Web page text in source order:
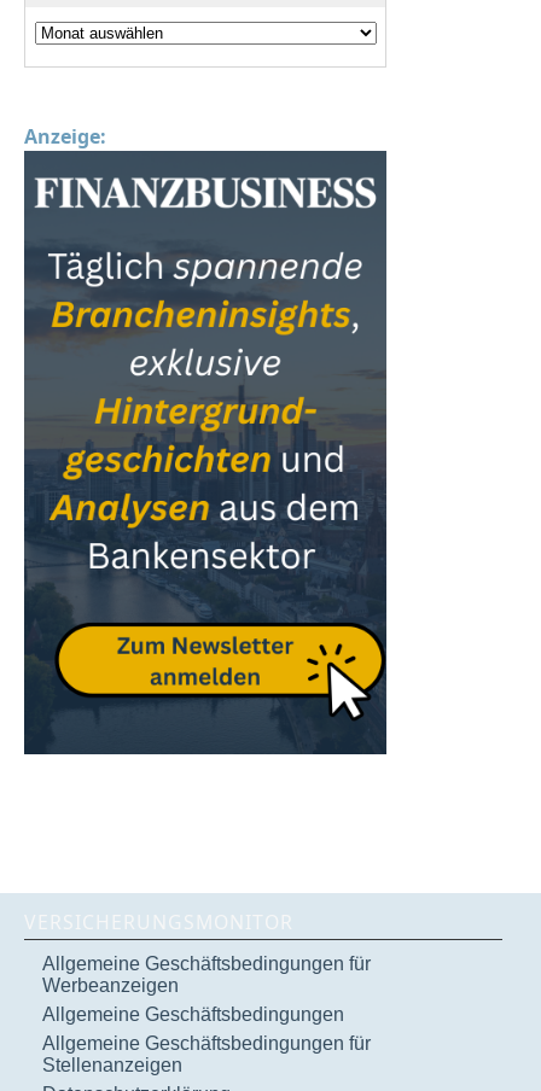
Anzeige:
VERSICHERUNGSMONITOR
Allgemeine Geschäftsbedingungen für
Werbeanzeigen
Allgemeine Geschäftsbedingungen
Allgemeine Geschäftsbedingungen für
Stellenanzeigen